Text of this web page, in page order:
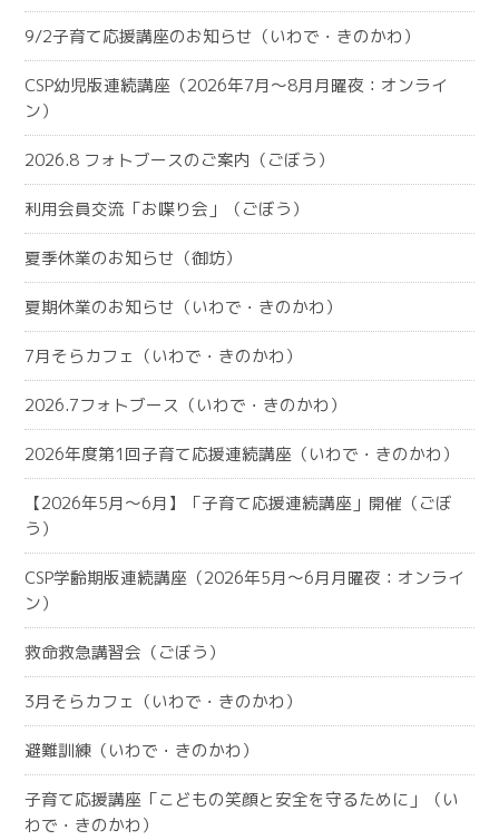
9/2子育て応援講座のお知らせ（いわで・きのかわ）
CSP幼児版連続講座（2026年7月～8月月曜夜：オンライ
ン）
2026.8 フォトブースのご案内（ごぼう）
利用会員交流「お喋り会」（ごぼう）
夏季休業のお知らせ（御坊）
夏期休業のお知らせ（いわで・きのかわ）
7月そらカフェ（いわで・きのかわ）
2026.7フォトブース（いわで・きのかわ）
2026年度第1回子育て応援連続講座（いわで・きのかわ）
【2026年5月～6月】「子育て応援連続講座」開催（ごぼ
う）
CSP学齢期版連続講座（2026年5月～6月月曜夜：オンライ
ン）
救命救急講習会（ごぼう）
3月そらカフェ（いわで・きのかわ）
避難訓練（いわで・きのかわ）
子育て応援講座「こどもの笑顔と安全を守るために」（い
わで・きのかわ）